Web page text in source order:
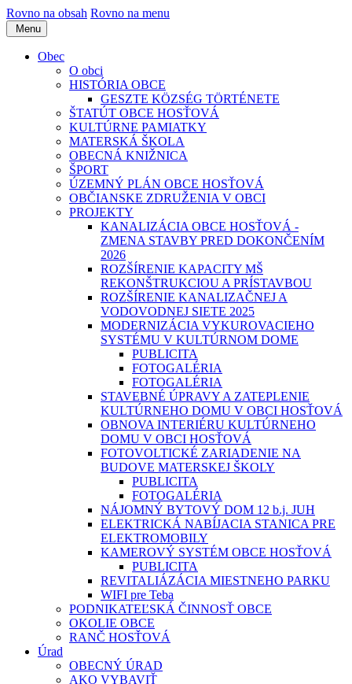
Rovno na obsah Rovno na menu
Menu
Obec
O obci
HISTÓRIA OBCE
GESZTE KÖZSÉG TÖRTÉNETE
ŠTATÚT OBCE HOSŤOVÁ
KULTÚRNE PAMIATKY
MATERSKÁ ŠKOLA
OBECNÁ KNIŽNICA
ŠPORT
ÚZEMNÝ PLÁN OBCE HOSŤOVÁ
OBČIANSKE ZDRUŽENIA V OBCI
PROJEKTY
KANALIZÁCIA OBCE HOSŤOVÁ -
ZMENA STAVBY PRED DOKONČENÍM
2026
ROZŠÍRENIE KAPACITY MŠ
REKONŠTRUKCIOU A PRÍSTAVBOU
ROZŠÍRENIE KANALIZAČNEJ A
VODOVODNEJ SIETE 2025
MODERNIZÁCIA VYKUROVACIEHO
SYSTÉMU V KULTÚRNOM DOME
PUBLICITA
FOTOGALÉRIA
FOTOGALÉRIA
STAVEBNÉ ÚPRAVY A ZATEPLENIE
KULTÚRNEHO DOMU V OBCI HOSŤOVÁ
OBNOVA INTERIÉRU KULTÚRNEHO
DOMU V OBCI HOSŤOVÁ
FOTOVOLTICKÉ ZARIADENIE NA
BUDOVE MATERSKEJ ŠKOLY
PUBLICITA
FOTOGALÉRIA
NÁJOMNÝ BYTOVÝ DOM 12 b.j. JUH
ELEKTRICKÁ NABÍJACIA STANICA PRE
ELEKTROMOBILY
KAMEROVÝ SYSTÉM OBCE HOSŤOVÁ
PUBLICITA
REVITALIÁZÁCIA MIESTNEHO PARKU
WIFI pre Teba
PODNIKATEĽSKÁ ČINNOSŤ OBCE
OKOLIE OBCE
RANČ HOSŤOVÁ
Úrad
OBECNÝ ÚRAD
AKO VYBAVIŤ